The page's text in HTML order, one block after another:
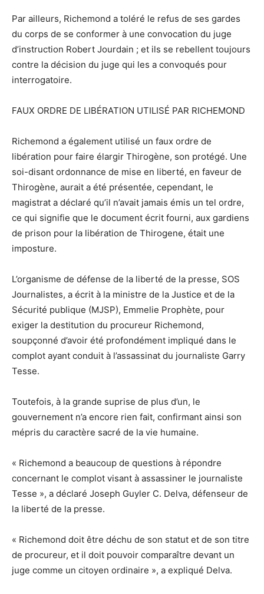
Par ailleurs, Richemond a toléré le refus de ses gardes
du corps de se conformer à une convocation du juge
d’instruction Robert Jourdain ; et ils se rebellent toujours
contre la décision du juge qui les a convoqués pour
interrogatoire.
FAUX ORDRE DE LIBÉRATION UTILISÉ PAR RICHEMOND
Richemond a également utilisé un faux ordre de
libération pour faire élargir Thirogène, son protégé. Une
soi-disant ordonnance de mise en liberté, en faveur de
Thirogène, aurait a été présentée, cependant, le
magistrat a déclaré qu’il n’avait jamais émis un tel ordre,
ce qui signifie que le document écrit fourni, aux gardiens
de prison pour la libération de Thirogene, était une
imposture.
L’organisme de défense de la liberté de la presse, SOS
Journalistes, a écrit à la ministre de la Justice et de la
Sécurité publique (MJSP), Emmelie Prophète, pour
exiger la destitution du procureur Richemond,
soupçonné d’avoir été profondément impliqué dans le
complot ayant conduit à l’assassinat du journaliste Garry
Tesse.
Toutefois, à la grande suprise de plus d’un, le
gouvernement n’a encore rien fait, confirmant ainsi son
mépris du caractère sacré de la vie humaine.
« Richemond a beaucoup de questions à répondre
concernant le complot visant à assassiner le journaliste
Tesse », a déclaré Joseph Guyler C. Delva, défenseur de
la liberté de la presse.
« Richemond doit être déchu de son statut et de son titre
de procureur, et il doit pouvoir comparaître devant un
juge comme un citoyen ordinaire », a expliqué Delva.